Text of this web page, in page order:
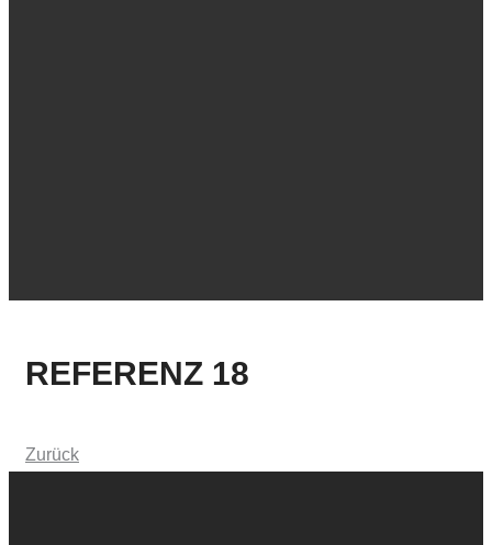
REFERENZ 18
Zurück